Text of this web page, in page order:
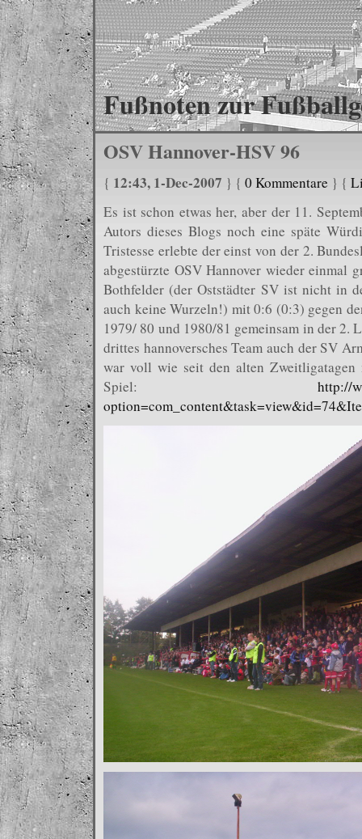
Fußnoten zur
OSV Hannover-HSV 96
{ 12:43, 1-Dec-2007 } { 0 Kommentare } {
Es ist schon etwas her, aber der 11.
Autors dieses Blogs noch eine späte
Tristesse erlebte der einst von der 2.
abgestürzte OSV Hannover wieder einmal
Bothfelder (der Oststädter SV ist nicht in
auch keine Wurzeln!) mit 0:6 (0:3) gegen
1979/ 80 und 1980/81 gemeinsam in der 2.
drittes hannoversches Team auch der SV
war voll wie seit den alten Zweitligatagen
Spiel: http://